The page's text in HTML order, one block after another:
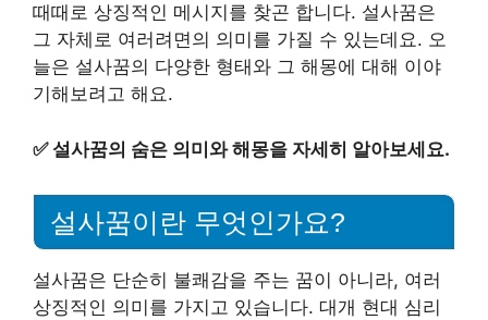
때때로 상징적인 메시지를 찾곤 합니다. 설사꿈은
그 자체로 여러려면의 의미를 가질 수 있는데요. 오
늘은 설사꿈의 다양한 형태와 그 해몽에 대해 이야
기해보려고 해요.
✅설사꿈의 숨은 의미와 해몽을 자세히 알아보세요.
설사꿈이란 무엇인가요?
설사꿈은 단순히 불쾌감을 주는 꿈이 아니라, 여러
상징적인 의미를 가지고 있습니다. 대개 현대 심리